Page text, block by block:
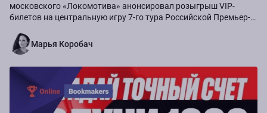
московского «Локомотива» анонсировал розыгрыш VIP-
билетов на центральную игру 7-го тура Российской Премьер-
Марья Коробач